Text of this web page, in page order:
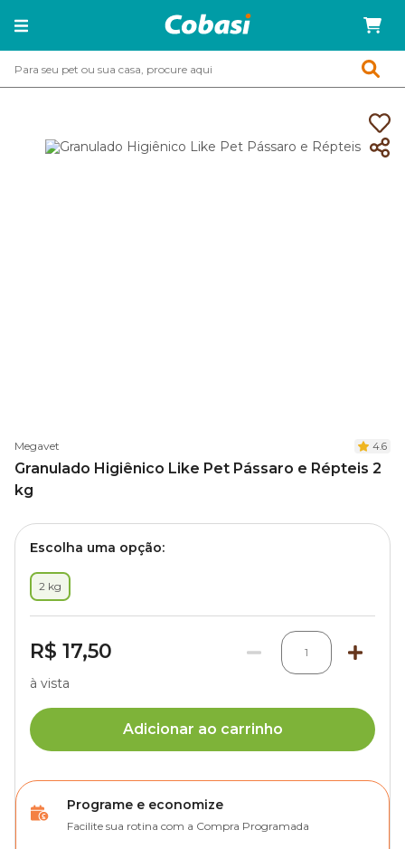
Megavet 4.6
Granulado Higiênico Like Pet Pássaro e Répteis 2
kg
Escolha uma opção:
2 kg
R$ 17,50 1
à vista
Adicionar ao carrinho
Programe e economize
Facilite sua rotina com a Compra Programada